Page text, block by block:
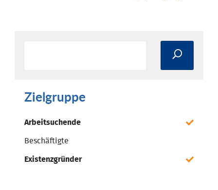
Zielgruppe
Arbeitsuchende
Beschäftigte
Existenzgründer